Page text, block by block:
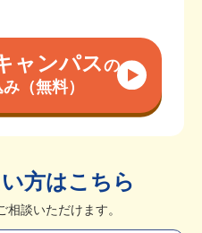
ャンパスの
（無料）
方はこちら
相談いただけます。